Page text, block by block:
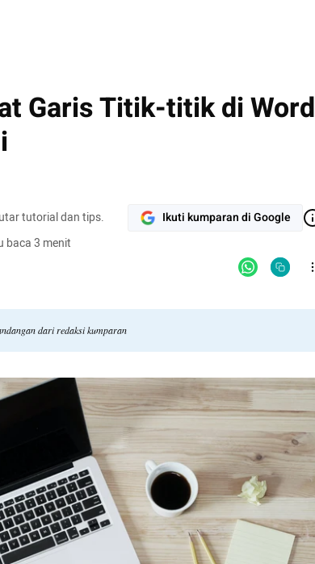
Garis Titik-titik di Word
tutorial dan tips.
baca 3 menit
Ikuti kumparan di Google
dari redaksi kumparan